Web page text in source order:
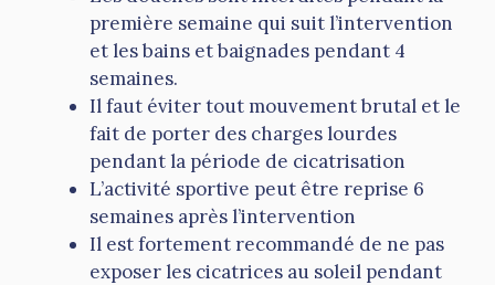
première semaine qui suit l’intervention
et les bains et baignades pendant 4
semaines.
Il faut éviter tout mouvement brutal et le
fait de porter des charges lourdes
pendant la période de cicatrisation
L’activité sportive peut être reprise 6
semaines après l’intervention
Il est fortement recommandé de ne pas
exposer les cicatrices au soleil pendant